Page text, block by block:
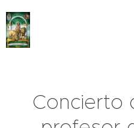
Concierto